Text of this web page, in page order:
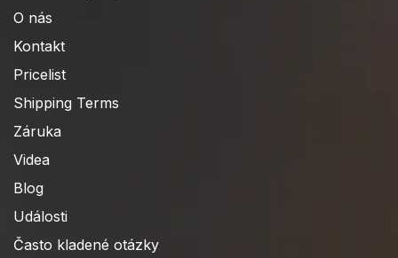
O nás
Kontakt
Pricelist
Shipping Terms
Záruka
Videa
Blog
Události
Často kladené otázky